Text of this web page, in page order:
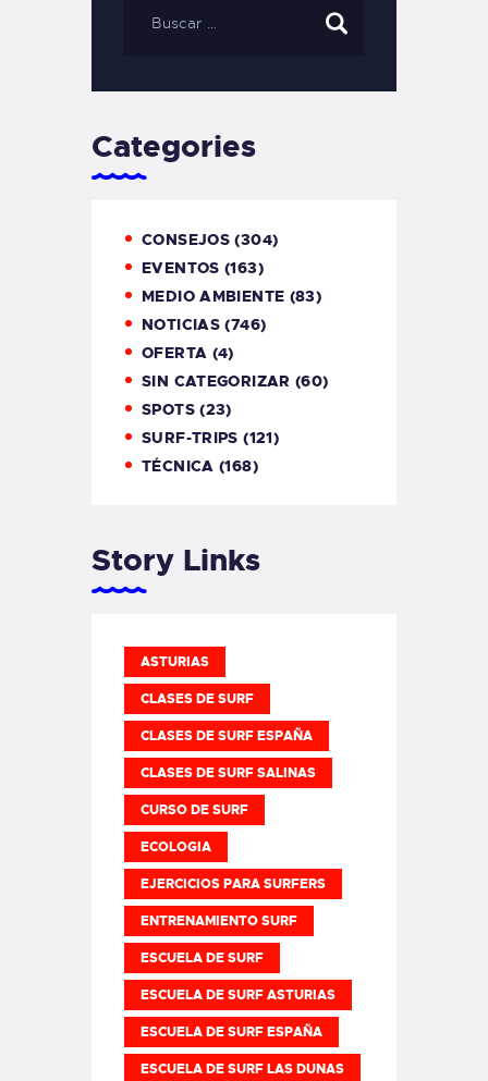
Categories
CONSEJOS (304)
EVENTOS (163)
MEDIO AMBIENTE (83)
NOTICIAS (746)
OFERTA (4)
SIN CATEGORIZAR (60)
SPOTS(23)
SURF-TRIPS (121)
TÉCNICA (168)
Story Links
ASTURIAS
CLASES DE SURF
CLASES DE SURF ESPAÑA
CLASES DE SURF SALINAS
CURSO DE SURF
ECOLOGIA
EJERCICIOS PARA SURFERS
ENTRENAMIENTO SURF
ESCUELA DE SURF
ESCUELA DE SURF ASTURIAS
ESCUELA DE SURF ESPAÑA
ESCUELA DE SURF LAS DUNAS